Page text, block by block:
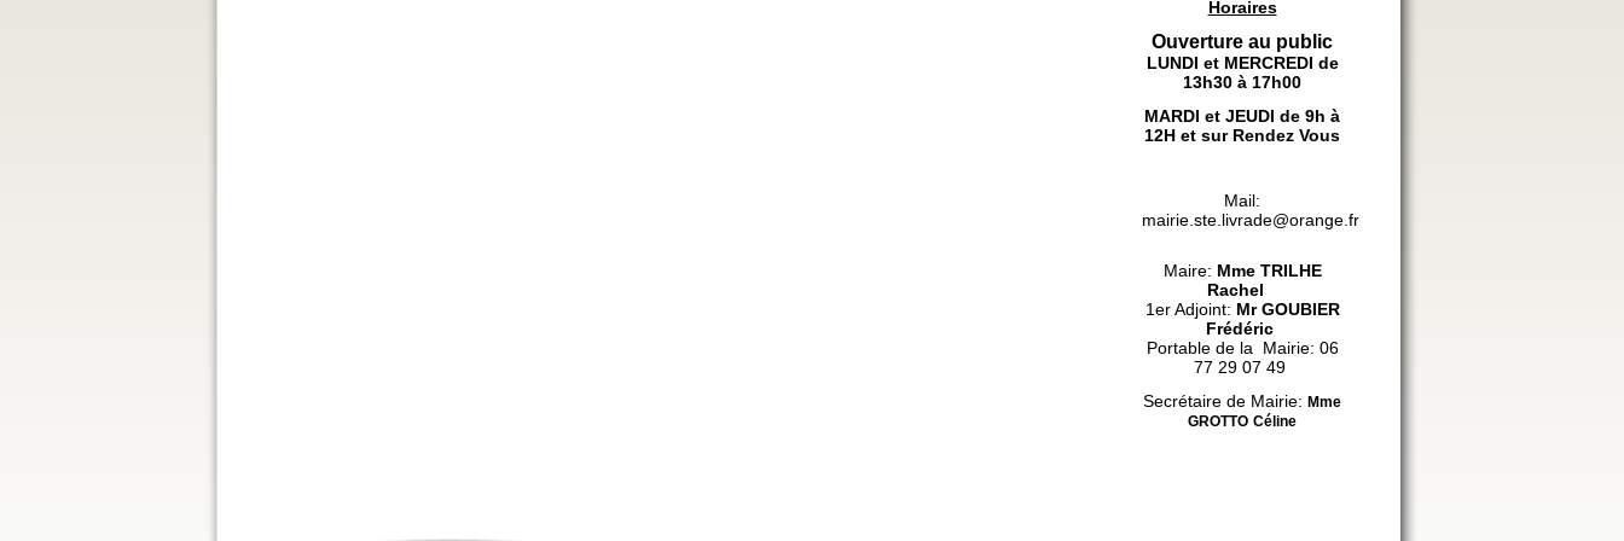
Horaires
Ouverture au public
LUNDI et MERCREDI de
13h30 à 17h00
MARDI et JEUDI de 9h à
12H et sur Rendez Vous
Mail:
mairie.ste.livrade@orange.fr
Maire: Mme TRILHE
Rachel
1er Adjoint: Mr GOUBIER
Frédéric
Portable de la Mairie: 06
77 29 07 49
Secrétaire de Mairie: Mme
GROTTO Céline